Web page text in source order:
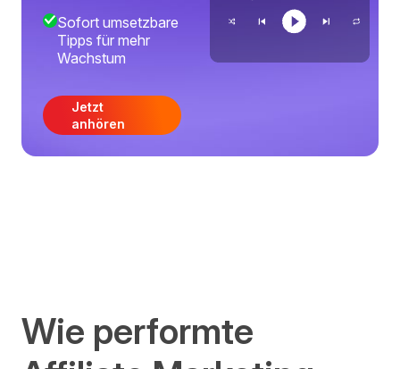
Sofort umsetzbare
Tipps für mehr
Wachstum
Jetzt
anhören
Wie performte